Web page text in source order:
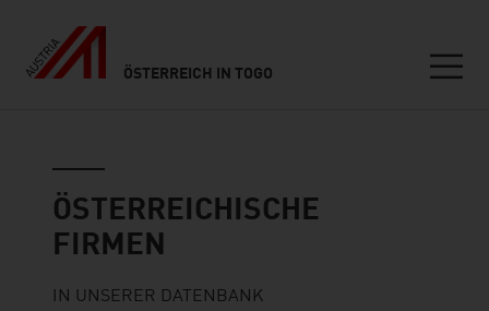
ÖSTERREICH IN TOGO
ÖSTERREICHISCHE
FIRMEN
IN UNSERER DATENBANK